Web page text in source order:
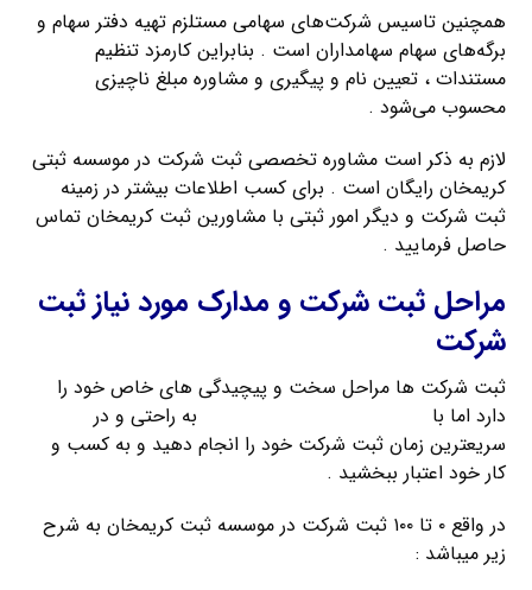
همچنین تاسیس شرکت‌های سهامی مستلزم تهیه دفتر سهام و
برگه‌های سهام سهامداران است . بنابراین کارمزد تنظیم
مستندات ، تعیین نام و پیگیری و مشاوره مبلغ ناچیزی
محسوب می‌شود .
لازم به ذکر است مشاوره تخصصی ثبت شرکت در موسسه ثبتی
کریمخان رایگان است . برای کسب اطلاعات بیشتر در زمینه
ثبت شرکت و دیگر امور ثبتی با مشاورین ثبت کریمخان تماس
حاصل فرمایید .
مراحل ثبت شرکت و مدارک مورد نیاز ثبت
شرکت
ثبت شرکت ها مراحل سخت و پیچیدگی های خاص خود را
دارد اما با
به راحتی و در
سریعترین زمان ثبت شرکت خود را انجام دهید و به کسب و
کار خود اعتبار ببخشید .
در واقع ۰ تا ۱۰۰ ثبت شرکت در موسسه ثبت کریمخان به شرح
زیر میباشد :